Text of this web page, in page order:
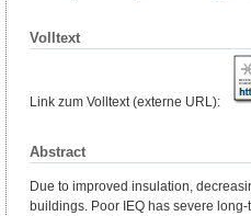
Volltext
Link zum Volltext (externe URL):
Abstract
Due to improved insulation,
buildings. Poor IEQ has severe